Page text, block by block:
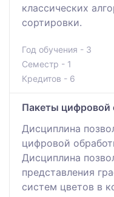
классических
сортировки.
Год обучения - 3
Семестр - 1
Кредитов - 6
Пакеты цифровой
Дисциплина
цифровой
Дисциплина
представления
систем цветов в